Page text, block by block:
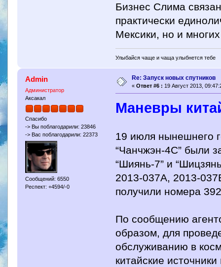
Бизнес Слима
практически
Мексики, но и
Улыбайся чаще и чаща улыбнется тебе
Admin
Администратор
Аксакал
Спасибо
-> Вы поблагодарили: 23846
-> Вас поблагодарили: 22373
Сообщений: 6550
Респект: +4594/-0
Re: Запуск новых спутников
« Ответ #6 : 19 Август 2013,
Маневры
19 июля нынешнего
“Чанчжэн-4С” были
“Шиянь-7” и
2013-037А, 2013-
получили номера
По сообщению
образом, для
обслуживанию в
китайские